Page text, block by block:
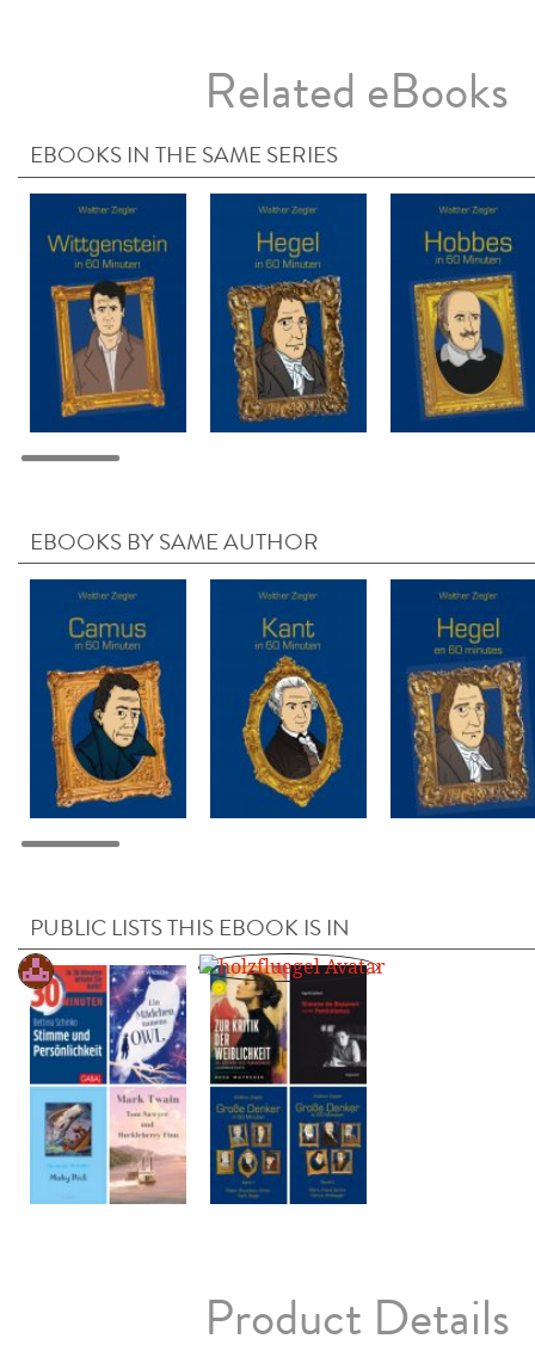
Related eBooks
EBOOKS IN THE SAME SERIES
EBOOKS BY SAME AUTHOR
PUBLIC LISTS THIS EBOOK IS IN
Product Details